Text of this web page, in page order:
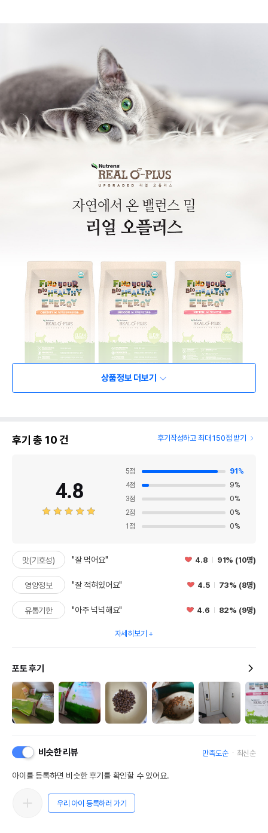
상품정보 더보기
후기 총 10건 후기작성하고 최대 150점 받기
4.8
5점 91 %
4점 9%
3점 0%
2점 0%
1 점 0%
맛(기호성) "잘 먹어요" 4.8 91% (10명)
영양정보 "잘 적혀있어요" 4.5 73% (8명)
유통기한 "아주 넉넉해요" 4.6 82% (9명)
자세히보기
포토 후기
비슷한 리뷰 만족도순 최신순
아이를 등록하면 비슷한 후기를 확인할 수 있어요.
우리 아이 등록하러 가기